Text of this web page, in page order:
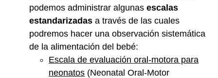
podemos administrar algunas escalas
estandarizadas a través de las cuales
podremos hacer una observación sistemática
de la alimentación del bebé:
Escala de evaluación oral-motora para
neonatos (Neonatal Oral-Motor